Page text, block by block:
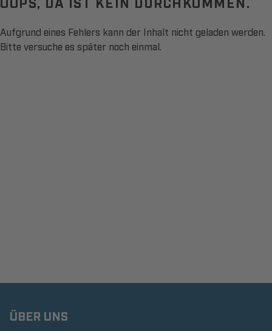
Aufgrund eines Fehlers kann der Inhalt nicht geladen werden.
Bitte versuche es später noch einmal.
ÜBER UNS